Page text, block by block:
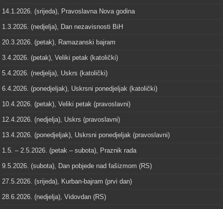
14.1.2026. (srijeda), Pravoslavna Nova godina
1.3.2026. (nedjelja), Dan nezavisnosti BiH
20.3.2026. (petak), Ramazanski bajram
3.4.2026. (petak), Veliki petak (katolički)
5.4.2026. (nedjelja), Uskrs (katolički)
6.4.2026. (ponedjeljak), Uskrsni ponedjeljak (katolički)
10.4.2026. (petak), Veliki petak (pravoslavni)
12.4.2026. (nedjelja), Uskrs (pravoslavni)
13.4.2026. (ponedjeljak), Uskrsni ponedjeljak (pravoslavni)
1.5. – 2.5.2026. (petak – subota), Praznik rada
9.5.2026. (subota), Dan pobjede nad fašizmom (RS)
27.5.2026. (srijeda), Kurban-bajram (prvi dan)
28.6.2026. (nedjelja), Vidovdan (RS)